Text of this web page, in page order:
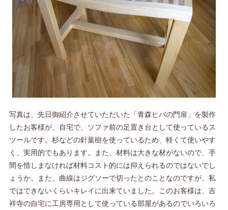
写真は、先日御紹介させていただいた「青森ヒバの門扉」を製作
したお客様が、自宅で、ソファ前の足置き台として使っているス
ツールです。杉などの針葉樹を使っているため、軽くて使いやす
く、実用的でもあります。また、材料は大きな材がないので、手
間を惜しまなければ材料コスト的には抑えられるのではないでし
ょうか。また、曲線はジグソーで切ったとのことなのですが、私
ではできないくらいキレイに出来ていました。このお客様は、吉
祥寺の自宅に工房専用として使っている部屋があるのでいろいろ